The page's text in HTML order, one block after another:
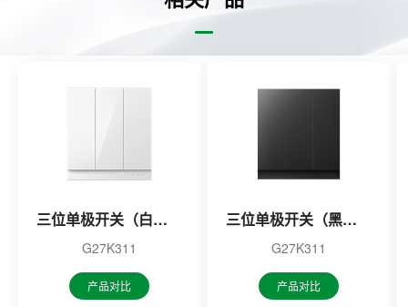
三位单极开关（白色）
G27K311
产品对比
三位单极开关（黑色）
G27K311
产品对比